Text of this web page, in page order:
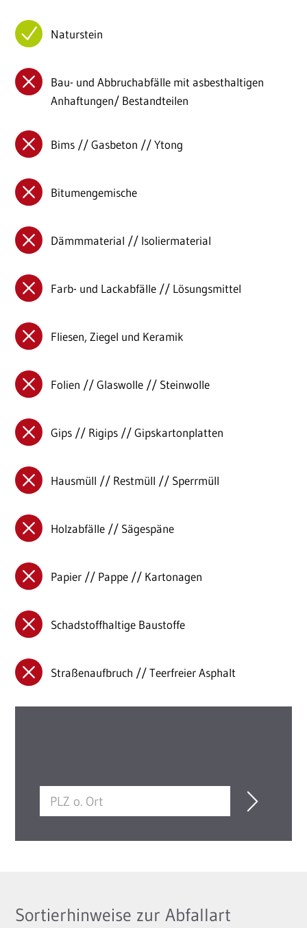
Naturstein
Bau- und Abbruchabfälle mit asbesthaltigen
Anhaftungen/ Bestandteilen
Bims // Gasbeton // Ytong
Bitumengemische
Dämmmaterial // Isoliermaterial
Farb- und Lackabfälle // Lösungsmittel
Fliesen, Ziegel und Keramik
Folien // Glaswolle // Steinwolle
Gips // Rigips // Gipskartonplatten
Hausmüll // Restmüll // Sperrmüll
Holzabfälle // Sägespäne
Papier // Pappe // Kartonagen
Schadstoffhaltige Baustoffe
Straßenaufbruch // Teerfreier Asphalt
Sortierhinweise zur Abfallart